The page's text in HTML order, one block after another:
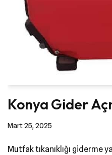
Konya Gider
Mart 25, 2025
Mutfak tıkanıklığı giderme